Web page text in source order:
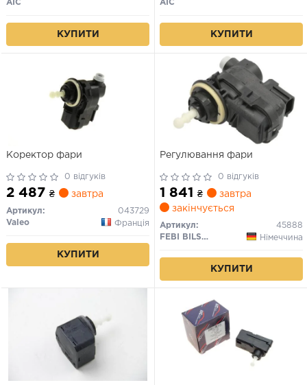
AIC
КУПИТИ
AIC
КУПИТИ
Коректор фари
0 відгуків
2 487 ₴ завтра
Артикул:
043729
Valeo
Франція
КУПИТИ
Регулювання фари
0 відгуків
1 841 ₴
завтра
закінчується
Артикул:
45888
FEBI BILSTEIN
Німеччина
КУПИТИ